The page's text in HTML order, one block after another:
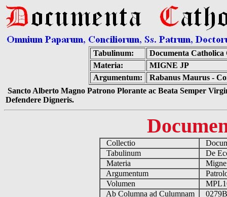
Tabulinum:
Documenta Catholica
Materia:
MIGNE JP
Argumentum:
Rabanus Maurus -
Sancto Alberto Magno Patrono Plorante ac Beata Semper
Defendere Digneris.
Collectio
Tabulinum
De
Materia
Argumentum
Volumen
Ab Columna ad Culumnam